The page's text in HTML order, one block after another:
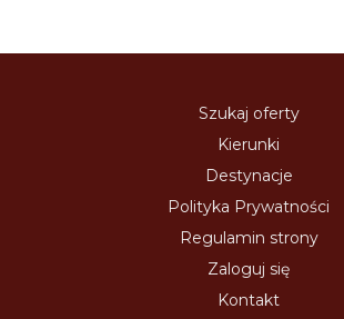
Szukaj oferty
Kierunki
Destynacje
Polityka Prywatności
Regulamin strony
Zaloguj się
Kontakt